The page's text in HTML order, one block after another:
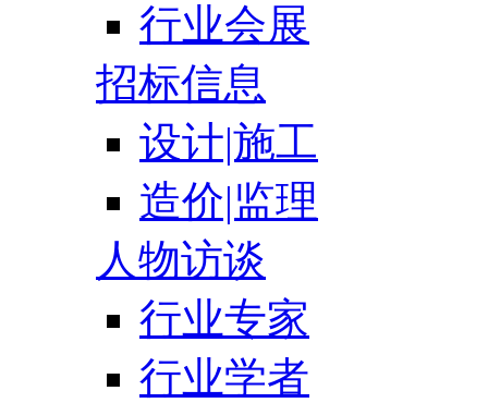
行业会展
招标信息
设计|施工
造价|监理
人物访谈
行业专家
行业学者